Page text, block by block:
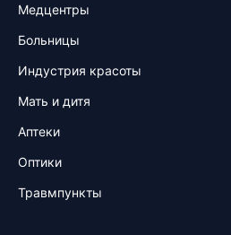
Медцентры
Больницы
Индустрия красоты
Мать и дитя
Аптеки
Оптики
Травмпункты